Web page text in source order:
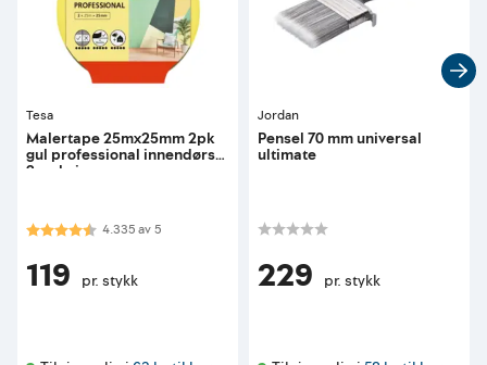
Tesa
Malertape 25mx25mm 2pk
gul professional innendørs
2-pakning
Karakter:4.3 av 5 mulige
4.335av5
119 pr. stykk
Jordan
Pensel 70 mm universal
ultimate
229 pr. stykk